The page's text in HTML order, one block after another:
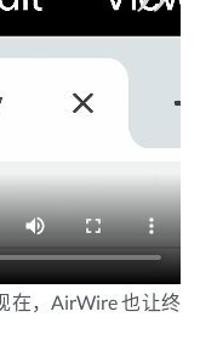
在，AirWire 也让终